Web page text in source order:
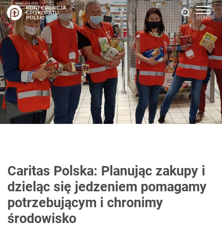
Caritas Polska: Planując zakupy i
dzieląc się jedzeniem pomagamy
potrzebującym i chronimy
środowisko